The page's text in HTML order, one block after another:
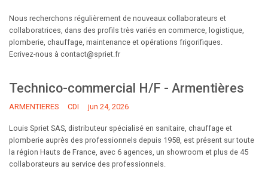
Nous recherchons régulièrement de nouveaux collaborateurs et
collaboratrices, dans des profils très variés en commerce, logistique,
plomberie, chauffage, maintenance et opérations frigorifiques.
Ecrivez-nous à contact@spriet.fr
Technico-commercial H/F - Armentières
ARMENTIERES CDI jun 24, 2026
Louis Spriet SAS, distributeur spécialisé en sanitaire, chauffage et
plomberie auprès des professionnels depuis 1958, est présent sur toute
la région Hauts de France, avec 6 agences, un showroom et plus de 45
collaborateurs au service des professionnels.